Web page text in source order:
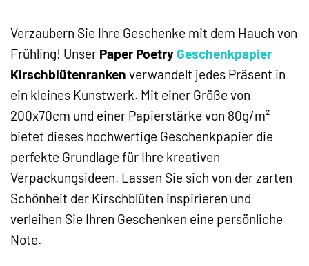
Verzaubern Sie Ihre Geschenke mit dem Hauch von
Frühling! Unser Paper Poetry Geschenkpapier
Kirschblütenranken verwandelt jedes Präsent in
ein kleines Kunstwerk. Mit einer Größe von
200x70cm und einer Papierstärke von 80g/m²
bietet dieses hochwertige Geschenkpapier die
perfekte Grundlage für Ihre kreativen
Verpackungsideen. Lassen Sie sich von der zarten
Schönheit der Kirschblüten inspirieren und
verleihen Sie Ihren Geschenken eine persönliche
Note.